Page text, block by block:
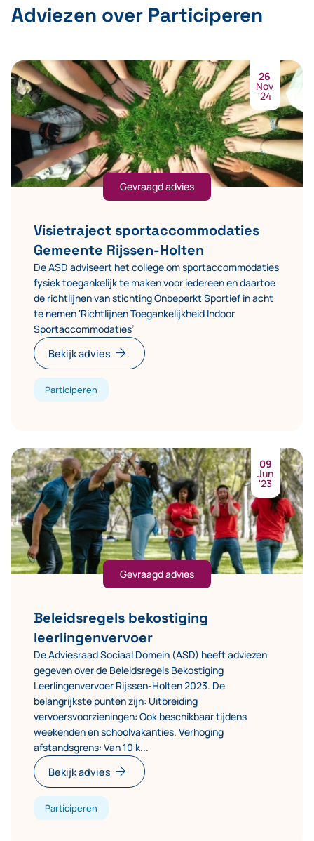
Adviezen over Participeren
Gevraagd advies
26
Nov
'24
Visietraject sportaccommodaties
Gemeente Rijssen-Holten
De ASD adviseert het college om sportaccommodaties
fysiek toegankelijk te maken voor iedereen en daartoe
de richtlijnen van stichting Onbeperkt Sportief in acht
te nemen ‘Richtlijnen Toegankelijkheid Indoor
Sportaccommodaties’
Bekijk advies arrow_forward
Participeren
Gevraagd advies
09
Jun
'23
Beleidsregels bekostiging
leerlingenvervoer
De Adviesraad Sociaal Domein (ASD) heeft adviezen
gegeven over de Beleidsregels Bekostiging
Leerlingenvervoer Rijssen-Holten 2023. De
belangrijkste punten zijn: Uitbreiding
vervoersvoorzieningen: Ook beschikbaar tijdens
weekenden en schoolvakanties. Verhoging
afstandsgrens: Van 10 k...
Bekijk advies arrow_forward
Participeren